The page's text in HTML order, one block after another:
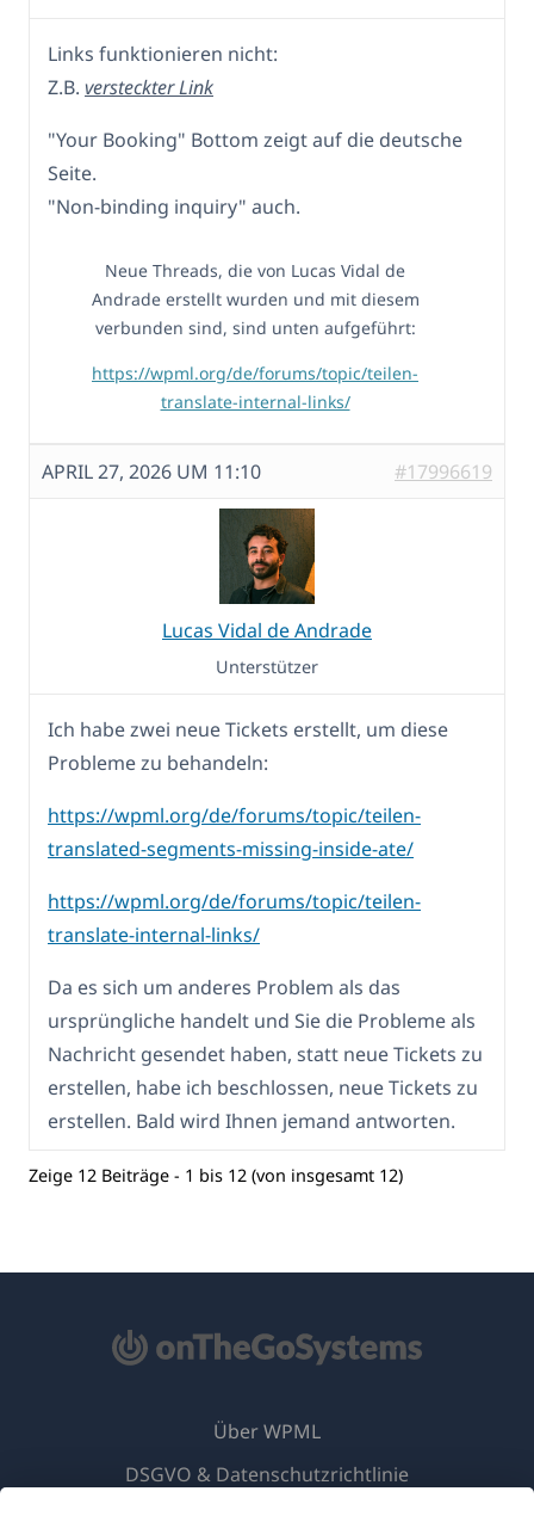
Links funktionieren nicht:
Z.B. versteckter Link
"Your Booking" Bottom zeigt auf die deutsche
Seite.
"Non-binding inquiry" auch.
Neue Threads, die von Lucas Vidal de
Andrade erstellt wurden und mit diesem
verbunden sind, sind unten aufgeführt:
https://wpml.org/de/forums/topic/teilen-
translate-internal-links/
APRIL 27, 2026 UM 11:10 #17996619
Lucas Vidal de Andrade
Unterstützer
Ich habe zwei neue Tickets erstellt, um diese
Probleme zu behandeln:
https://wpml.org/de/forums/topic/teilen-
translated-segments-missing-inside-ate/
https://wpml.org/de/forums/topic/teilen-
translate-internal-links/
Da es sich um anderes Problem als das
ursprüngliche handelt und Sie die Probleme als
Nachricht gesendet haben, statt neue Tickets zu
erstellen, habe ich beschlossen, neue Tickets zu
erstellen. Bald wird Ihnen jemand antworten.
Zeige 12 Beiträge - 1 bis 12 (von insgesamt 12)
Über WPML
DSGVO & Datenschutzrichtlinie